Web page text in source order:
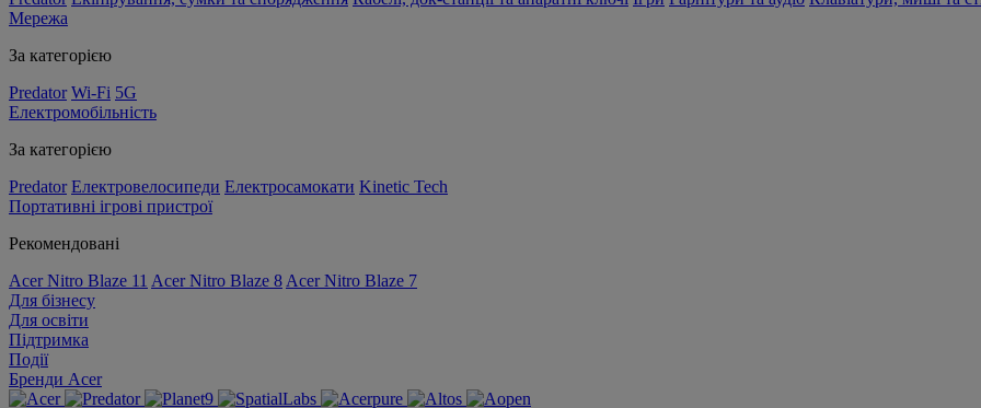
Мережа
За категорією
Predator Wi-Fi 5G
Електромобільність
За категорією
Predator Електровелосипеди Електросамокати Kinetic Tech
Портативні ігрові пристрої
Рекомендовані
Acer Nitro Blaze 11 Acer Nitro Blaze 8 Acer Nitro Blaze 7
Для бізнесу
Для освіти
Підтримка
Події
Бренди Acer